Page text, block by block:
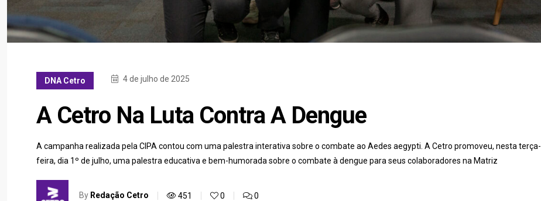
DNA Cetro 4 de julho de 2025
A Cetro Na Luta Contra A Dengue
A campanha realizada pela CIPA contou com uma palestra interativa sobre o combate ao Aedes aegypti. A Cetro promoveu, nesta terça-
feira, dia 1º de julho, uma palestra educativa e bem-humorada sobre o combate à dengue para seus colaboradores na Matriz
By Redação Cetro 451 0 0